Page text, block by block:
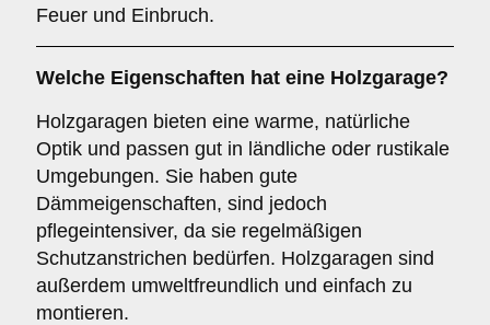
Feuer und Einbruch.
Welche Eigenschaften hat eine Holzgarage?
Holzgaragen bieten eine warme, natürliche
Optik und passen gut in ländliche oder rustikale
Umgebungen. Sie haben gute
Dämmeigenschaften, sind jedoch
pflegeintensiver, da sie regelmäßigen
Schutzanstrichen bedürfen. Holzgaragen sind
außerdem umweltfreundlich und einfach zu
montieren.